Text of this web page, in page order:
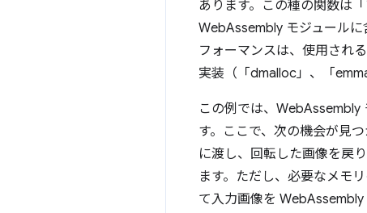
あります。この種の関数は
WebAssembly モジュール
フォーマンスは、使用され
実装（「dmalloc」、「
この例では、WebAssembly
す。ここで、次の機会が見
に渡し、回転した画像を戻
ます。ただし、必要なメモ
て入力画像を